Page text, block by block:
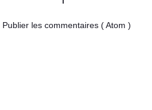
Publier les commentaires ( Atom )